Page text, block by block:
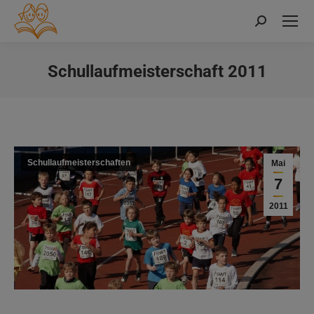
Search:
Schullaufmeisterschaft 2011
Mai
7
2011
Schullaufmeisterschaften